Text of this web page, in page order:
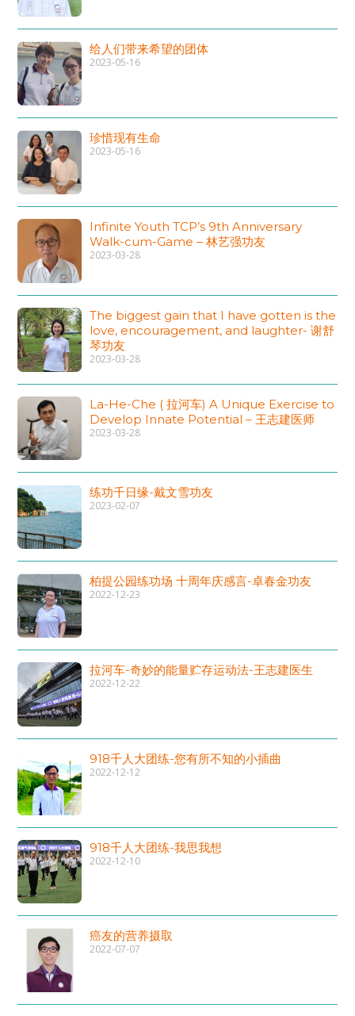
给人们带来希望的团体
2023-05-16
珍惜现有生命
2023-05-16
Infinite Youth TCP’s 9th Anniversary
Walk-cum-Game – 林艺强功友
2023-03-28
The biggest gain that I have gotten is the
love, encouragement, and laughter- 谢舒
琴功友
2023-03-28
La-He-Che ( 拉河车) A Unique Exercise to
Develop Innate Potential – 王志建医师
2023-03-28
练功千日缘-戴文雪功友
2023-02-07
柏提公园练功场 十周年庆感言-卓春金功友
2022-12-23
拉河车-奇妙的能量贮存运动法-王志建医生
2022-12-22
918千人大团练-您有所不知的小插曲
2022-12-12
918千人大团练-我思我想
2022-12-10
癌友的营养摄取
2022-07-07